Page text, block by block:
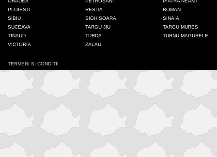
Odorheiu Secuiesc
Onesti
Oradea
PLOIESTI
RESITA
ROMAN
SIBIU
SIGHISOARA
SINAIA
SUCEAVA
TARGU JIU
TARGU MURES
TINAUD
TURDA
TURNU MAGURELE
VICTORIA
ZALAU
TERMENI SI CONDITII